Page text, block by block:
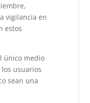
vigilancia en
estos
único medio
usuarios
sean una